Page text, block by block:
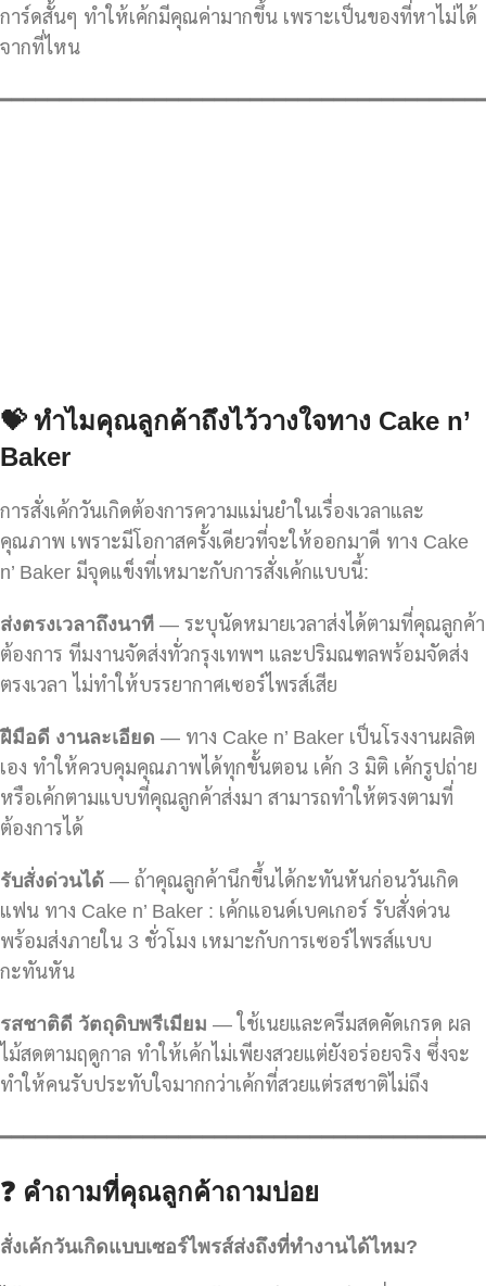
การ์ดสั้นๆ ทำให้เค้กมีคุณค่ามากขึ้น เพราะเป็นของที่หาไม่ได้
จากที่ไหน
💝 ทำไมคุณลูกค้าถึงไว้วางใจทาง Cake n’
Baker
การสั่งเค้กวันเกิดต้องการความแม่นยำในเรื่องเวลาและ
คุณภาพ เพราะมีโอกาสครั้งเดียวที่จะให้ออกมาดี ทาง Cake
n’ Baker มีจุดแข็งที่เหมาะกับการสั่งเค้กแบบนี้:
ส่งตรงเวลาถึงนาที — ระบุนัดหมายเวลาส่งได้ตามที่คุณลูกค้า
ต้องการ ทีมงานจัดส่งทั่วกรุงเทพฯ และปริมณฑลพร้อมจัดส่ง
ตรงเวลา ไม่ทำให้บรรยากาศเซอร์ไพรส์เสีย
ฝีมือดี งานละเอียด — ทาง Cake n’ Baker เป็นโรงงานผลิต
เอง ทำให้ควบคุมคุณภาพได้ทุกขั้นตอน เค้ก 3 มิติ เค้กรูปถ่าย
หรือเค้กตามแบบที่คุณลูกค้าส่งมา สามารถทำให้ตรงตามที่
ต้องการได้
รับสั่งด่วนได้ — ถ้าคุณลูกค้านึกขึ้นได้กะทันหันก่อนวันเกิด
แฟน ทาง Cake n’ Baker : เค้กแอนด์เบคเกอร์ รับสั่งด่วน
พร้อมส่งภายใน 3 ชั่วโมง เหมาะกับการเซอร์ไพรส์แบบ
กะทันหัน
รสชาติดี วัตถุดิบพรีเมียม — ใช้เนยและครีมสดคัดเกรด ผล
ไม้สดตามฤดูกาล ทำให้เค้กไม่เพียงสวยแต่ยังอร่อยจริง ซึ่งจะ
ทำให้คนรับประทับใจมากกว่าเค้กที่สวยแต่รสชาติไม่ถึง
❓ คำถามที่คุณลูกค้าถามบ่อย
สั่งเค้กวันเกิดแบบเซอร์ไพรส์ส่งถึงที่ทำงานได้ไหม?